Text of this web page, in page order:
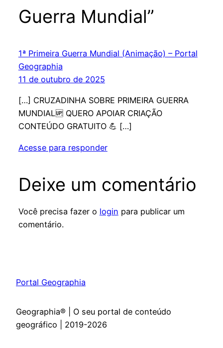
Guerra Mundial”
1ª Primeira Guerra Mundial (Animação) – Portal
Geographia
11 de outubro de 2025
[…] CRUZADINHA SOBRE PRIMEIRA GUERRA
MUNDIAL🆙 QUERO APOIAR CRIAÇÃO
CONTEÚDO GRATUITO 💪 […]
Acesse para responder
Deixe um comentário
Você precisa fazer o login para publicar um
comentário.
Portal Geographia
Geographia® | O seu portal de conteúdo
geográfico | 2019-2026